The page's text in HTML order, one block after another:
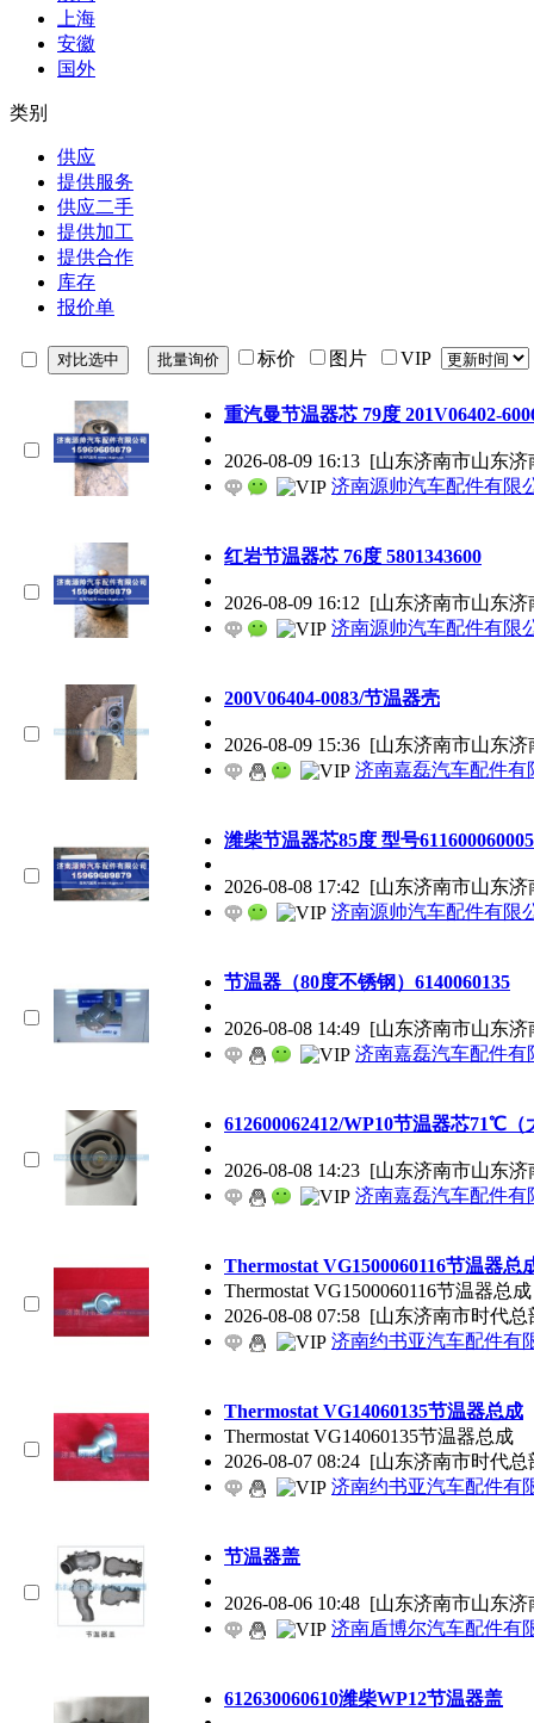
上海
安徽
国外
类别
供应
提供服务
供应二手
提供加工
提供合作
库存
报价单
标价 图片 VIP
重汽曼节温器芯 79度 201V06402-
2026-08-09 16:13 [山东济南市山东
济南源帅汽车配件有限
红岩节温器芯 76度 5801343600
2026-08-09 16:12 [山东济南市山东
济南源帅汽车配件有限
200V06404-0083/节温器壳
2026-08-09 15:36 [山东济南市山东
济南嘉磊汽车配件有
潍柴节温器芯85度 型号611600060005
2026-08-08 17:42 [山东济南市山东
济南源帅汽车配件有限
节温器（80度不锈钢）6140060135
2026-08-08 14:49 [山东济南市山东
济南嘉磊汽车配件有
612600062412/WP10节温器芯71℃（
2026-08-08 14:23 [山东济南市山东
济南嘉磊汽车配件有
Thermostat VG1500060116节温器总
Thermostat VG1500060116节温器总成
2026-08-08 07:58 [山东济南市时代总
济南约书亚汽车配件有
Thermostat VG14060135节温器总成
Thermostat VG14060135节温器总成
2026-08-07 08:24 [山东济南市时代总
济南约书亚汽车配件有
节温器盖
2026-08-06 10:48 [山东济南市山东
济南盾博尔汽车配件有
612630060610潍柴WP12节温器盖